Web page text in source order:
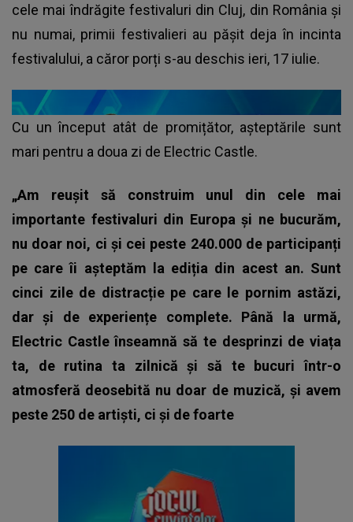
cele mai îndrăgite festivaluri din Cluj, din România și
nu numai, primii festivalieri au pășit deja în incinta
festivalului, a căror porți s-au deschis ieri, 17 iulie.
Cu un început atât de promițător, așteptările sunt
mari pentru a doua zi de Electric Castle.
„Am reușit să construim unul din cele mai
importante festivaluri din Europa și ne bucurăm,
nu doar noi, ci și cei peste 240.000 de participanți
pe care îi așteptăm la ediția din acest an. Sunt
cinci zile de distracție pe care le pornim astăzi,
dar și de experiențe complete. Până la urmă,
Electric Castle înseamnă să te desprinzi de viața
ta, de rutina ta zilnică și să te bucuri într-o
atmosferă deosebită nu doar de muzică, și avem
peste 250 de artiști, ci și de foarte